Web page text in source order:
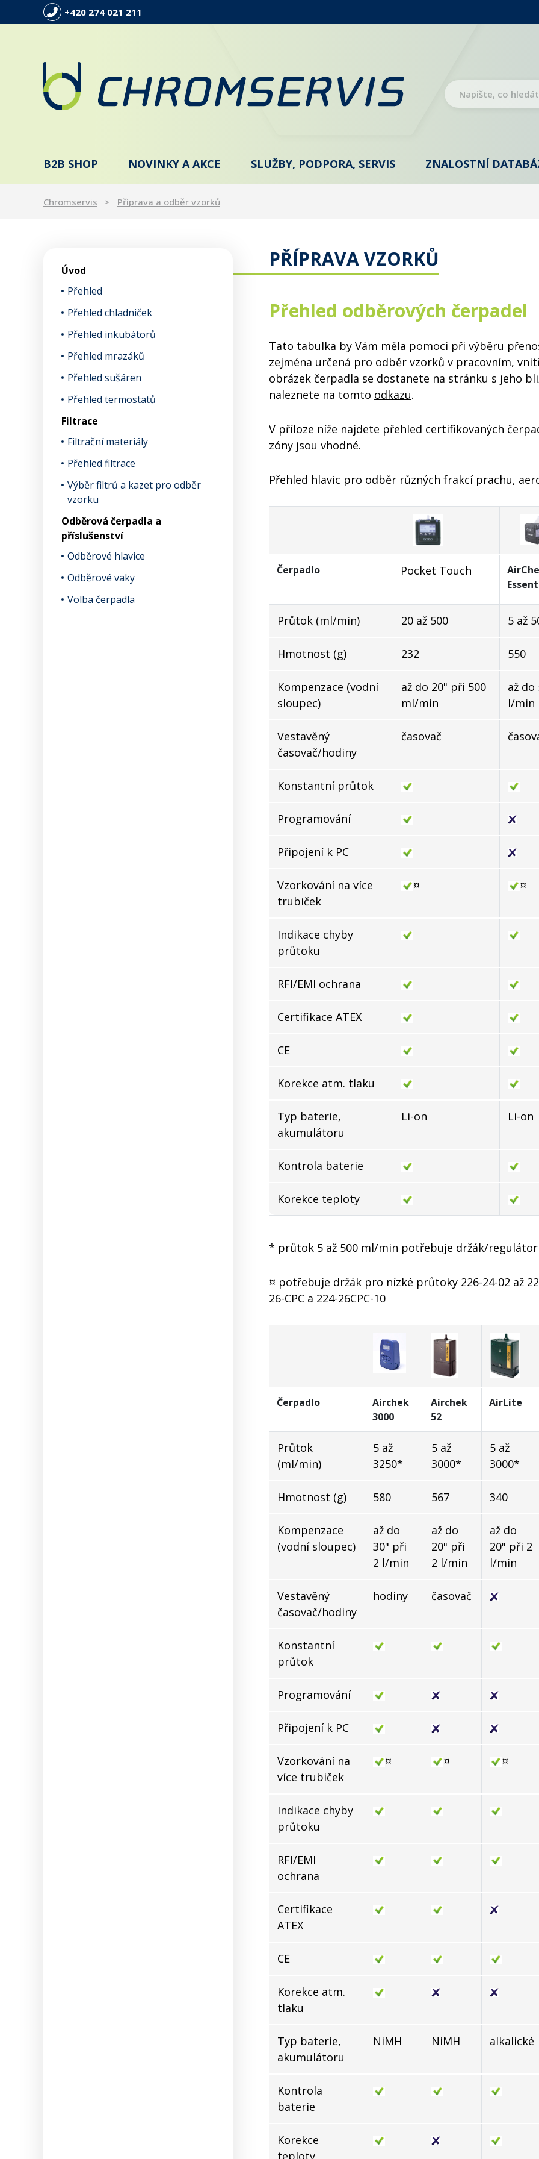
+420 274 021 211
B2B SHOP NOVINKY A AKCE SLUŽBY, PODPORA, SERVIS ZNALOSTNÍ
Chromservis Příprava a odběr vzorků
Úvod
Přehled
Přehled chladniček
Přehled inkubátorů
Přehled mrazáků
Přehled sušáren
Přehled termostatů
Filtrace
Filtrační materiály
Přehled filtrace
Výběr filtrů a kazet pro odběr
vzorku
Odběrová čerpadla a
příslušenství
Odběrové hlavice
Odběrové vaky
Volba čerpadla
PŘÍPRAVA VZORKŮ
Přehled odběrových čerpadel
Tato tabulka by Vám měla pomoci při výběru
zejména určená pro odběr vzorků v pracovním,
obrázek čerpadla se dostanete na stránku s jeho
naleznete na tomto odkazu.
V příloze níže najdete přehled certifikovaných
zóny jsou vhodné.
Přehled hlavic pro odběr různých frakcí prachu,
Čerpadlo Pocket Touch
Průtok (ml/min) 20 až 500 5 až
Hmotnost (g) 232 550
Kompenzace (vodní
sloupec)
až do 20" při 500
ml/min
až do
l/min
Vestavěný
časovač/hodiny
časovač
Konstantní průtok
Programování
Připojení k PC
Vzorkování na více
trubiček
¤ ¤
Indikace chyby
průtoku
RFI/EMI ochrana
Certifikace ATEX
CE
Korekce atm. tlaku
Typ baterie,
akumulátoru
Li-on Li-on
Kontrola baterie
Korekce teploty
* průtok 5 až 500 ml/min potřebuje držák/
¤ potřebuje držák pro nízké průtoky 226-24-02 až
26-CPC a 224-26CPC-10
Čerpadlo
Airchek
3000
Airchek
52
AirLite
Průtok
(ml/min)
5 až
3250*
5 až
3000*
5 až
3000*
Hmotnost (g) 580 567 340
Kompenzace
(vodní sloupec)
až do
30" při
2 l/min
až do
20" při
2 l/min
až do
20" při 2
l/min
Vestavěný
časovač/hodiny
hodiny časovač
Konstantní
průtok
Programování
Připojení k PC
Vzorkování na
více trubiček
¤ ¤ ¤
Indikace chyby
průtoku
RFI/EMI
ochrana
Certifikace
ATEX
CE
Korekce atm.
tlaku
Typ baterie,
akumulátoru
NiMH NiMH alkalické
Kontrola
baterie
Korekce
teploty